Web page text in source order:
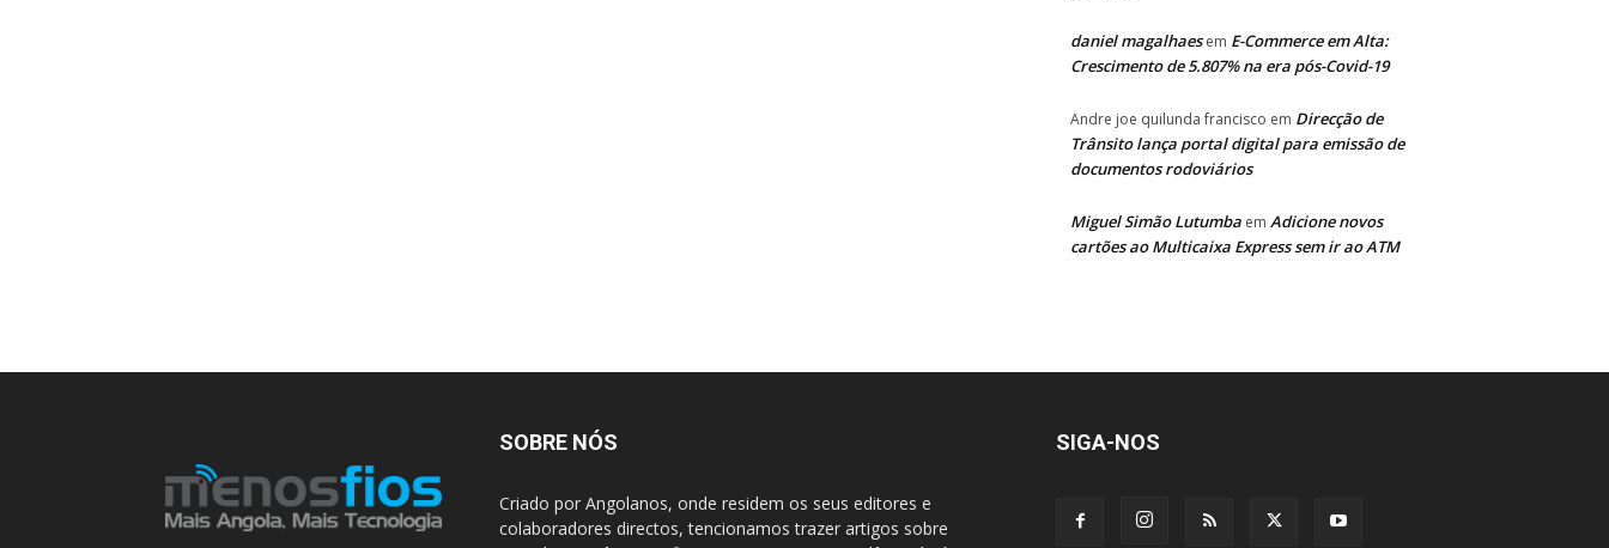
daniel magalhaesem E-Commerce em Alta:
Crescimento de 5.807% na era pós-Covid-19
Andre joe quilunda francisco em Direcção de
Trânsito lança portal digital para emissão de
documentos rodoviários
Miguel Simão Lutumba em Adicione novos
cartões ao Multicaixa Express sem ir ao ATM
SOBRE NÓS
Criado por Angolanos, onde residem os seus editores e
colaboradores directos, tencionamos trazer artigos sobre
SIGA-NOS